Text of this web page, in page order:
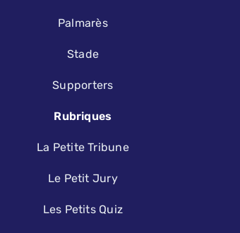
Palmarès
Stade
Supporters
Rubriques
La Petite Tribune
Le Petit Jury
Les Petits Quiz